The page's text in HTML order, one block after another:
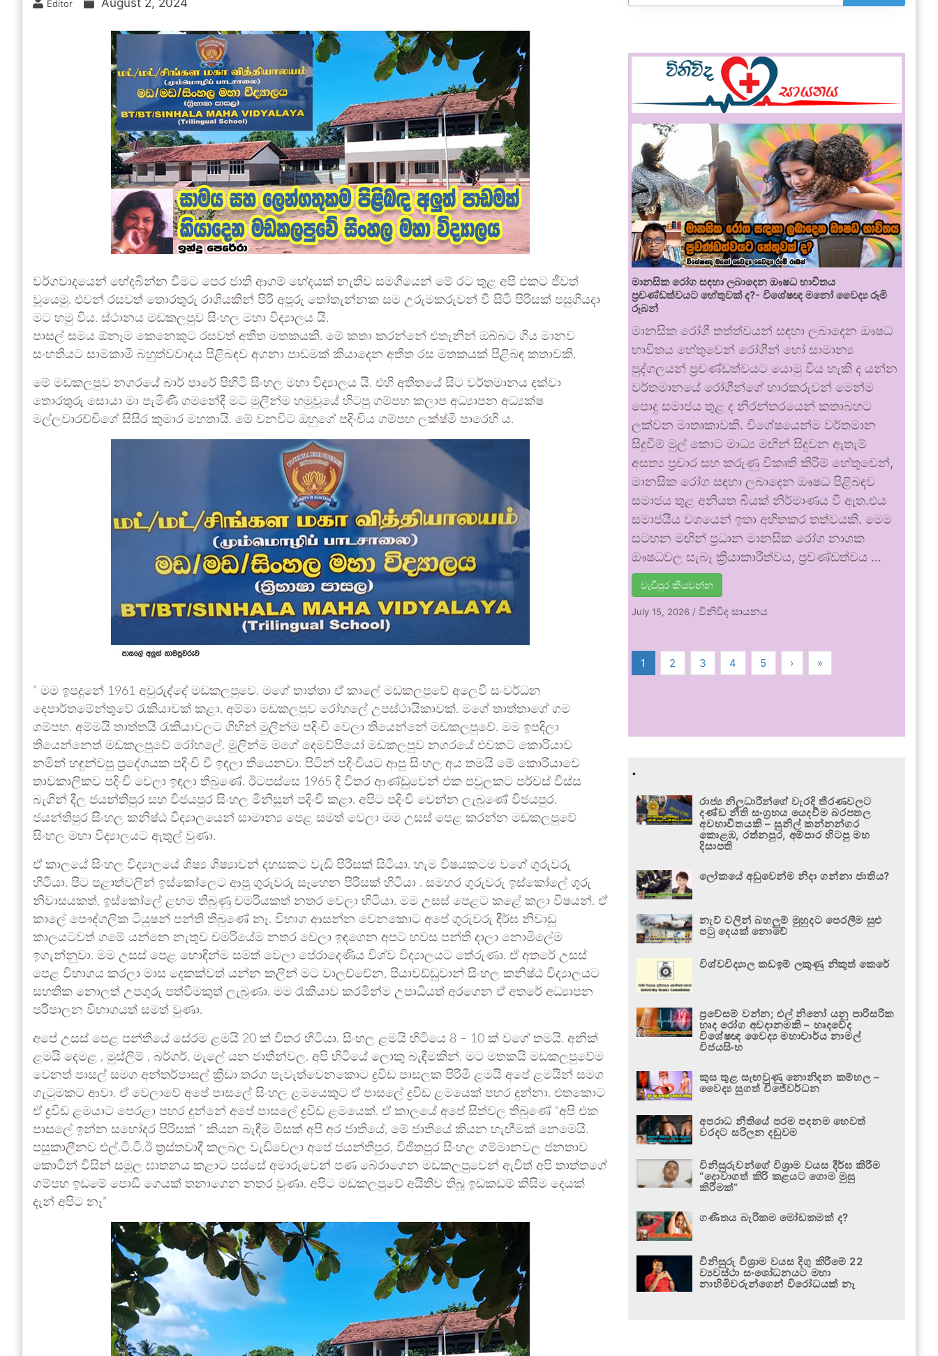
Editor August 2, 2024
වර්ගවාදයෙන් භේදබින්න වීමට පෙර ජාති ආගම් භේදයක් නැතිව සමගියෙන් මේ රට තුළ අපි එකට ජීවත්
වූයෙමු. එවන් රසවත් තොරතුරු රාශියකින් පිරි අපූරු තෝතැන්නක සම උරුමකරුවන් වී සිටි පිරිසක් පසුගියදා
මට හමු විය. ස්ථානය මඩකලපුව සිංහල මහා විද්‍යාලය යි.
පාසල් සමය ඕනෑම කෙනෙකුට රසවත් අතීත මතකයකි. මේ කතා කරන්නේ එතැනින් ඔබ්බට ගිය මානව
සංහතියට සාමකාමී බහුත්වවාදය පිළිබඳව අගනා පාඩමක් කියාදෙන අතීත රස මතකයක් පිළිබඳ කතාවකි.
මේ මඩකලපුව නගරයේ බාර් පාරේ පිහිටි සිංහල මහා විද්‍යාලය යි. එහි අතීතයේ සිට වර්තමානය දක්වා
තොරතුරු සොයා මා පැමිණි ගමනේදී මට මුලින්ම හමුවූයේ හිටපු ගම්පහ කලාප අධ්‍යාපන අධ්‍යක්ෂ
මල්ලවාරච්චිගේ සිසිර කුමාර මහතායි. මේ වනවිට ඔහුගේ පදිංචිය ගම්පහ ලක්ෂ්මී පාරෙහි ය.
” මම ඉපදුනේ 1961 අවුරුද්දේ මඩකලපුවෙ. මගේ තාත්තා ඒ කාලේ මඩකලපුවේ අලෙවි සංවර්ධන
දෙපාර්තමේන්තුවේ රැකියාවක් කළා. අම්මා මඩකලපුව රෝහලේ උපස්ථායිකාවක්. මගේ තාත්තාගේ ගම
ගම්පහ. අම්මයි තාත්තයි රැකියාවලට ගිහින් මුලින්ම පදිංචි වෙලා තියෙන්නේ මඩකලපුවේ. මම ඉපදිලා
තියෙන්නෙත් මඩකලපුවේ රෝහලේ. මුලින්ම මගේ දෙමව්පියෝ මඩකලපුව නගරයේ එවකට කොරියාව
නමින් හඳුන්වපු ප්‍රදේශයක පදිංචි වී ඉඳලා තියෙනවා. පිටින් පදිංචියට ආපු සිංහල අය තමයි මේ කොරියාවෙ
තාවකාලිකව පදිංචි වෙලා ඉඳලා තිබුණේ. ඊටපස්සෙ 1965 දි විතර ආණ්ඩුවෙන් එක පවුලකට පර්චස් විස්ස
බැගින් දීල ජයන්තිපුර සහ විජයපුර සිංහල මිනිසුන් පදිංචි කළා. අපිට පදිංචි වෙන්න ලැබුණේ විජයපුර.
ජයන්තිපුර සිංහල කනිෂ්ඨ විද්‍යාලයෙන් සාමාන්‍ය පෙළ සමත් වෙලා මම උසස් පෙළ කරන්න මඩකලපුවේ
සිංහල මහා විද්‍යාලයට ඇතුල් වුණා.
ඒ කාලයේ සිංහල විද්‍යාලයේ ශිෂ්‍ය ශිෂ්‍යාවන් දහසකට වැඩි පිරිසක් සිටියා. හැම විෂයකටම වගේ ගුරුවරු
හිටියා. පිට පළාත්වලින් ඉස්කෝලෙට ආපු ගුරුවරු සෑහෙන පිරිසක් හිටියා . සමහර ගුරුවරු ඉස්කෝලේ ගුරු
නිවාසයකත්, ඉස්කෝලේ ළඟම තිබුණු චමරියකත් නතර වෙලා හිටියා. මම උසස් පෙළට කළේ කලා විෂයන්. ඒ
කාලේ පෞද්ගලික ටියුෂන් පන්ති තිබුණේ නෑ. විභාග ආසන්න වෙනකොට අපේ ගුරුවරු දීර්ඝ නිවාඩු
කාලයටවත් ගමේ යන්නෙ නැතුව චමරියේම නතර වෙලා ඉඳගෙන අපට හවස පන්ති දාලා නොමිලේම
ඉගැන්නුවා. මම උසස් පෙළ හොඳින්ම සමත් වෙලා පේරාදෙණිය විශ්ව විද්‍යාලයට තේරුණා. ඒ අතරේ උසස්
පෙළ විභාගය කරලා මාස දෙකක්වත් යන්න කලින් මට වාලච්චේන, පියාවඩ්ඩුවාන් සිංහල කනිෂ්ඨ විද්‍යාලයට
සහතික නොලත් උපගුරු පත්වීමකුත් ලැබුණා. මම රැකියාව කරමින්ම උපාධියත් අරගෙන ඒ අතරේ අධ්‍යාපන
පරිපාලන විභාගයත් සමත් වුණා.
අපේ උසස් පෙළ පන්තියේ සේරම ළමයි 20 ක් විතර හිටියා. සිංහල ළමයි හිටියෙ 8 – 10 ක් වගේ තමයි. අනික්
ළමයි දෙමළ , මුස්ලිම් , බර්ගර්, මැලේ යන ජාතීන්වල. අපි හිටියේ ලොකු බැඳීමකින්. මට මතකයි මඩකලපුවේම
වෙනත් පාසල් සමග අන්තර්පාසල් ක්‍රීඩා තරග පැවැත්වෙනකොට ද්‍රවිඩ පාසලක පිරිමි ළමයි අපේ ළමයින් සමග
ගැටුමකට ආවා. ඒ වෙලාවේ අපේ පාසලේ සිංහල ළමයෙකුට ඒ පාසලේ ද්‍රවිඩ ළමයෙක් පහර දුන්නා. එතකොට
ඒ ද්‍රවිඩ ළමයාට පෙරළා පහර දුන්නේ අපේ පාසලේ ද්‍රවිඩ ළමයෙක්. ඒ කාලයේ අපේ සිත්වල තිබුණේ “අපි එක
පාසලේ ඉන්න සහෝදර පිරිසක් ” කියන බැඳීම මිසක් අපි අර ජාතියේ, මේ ජාතියේ කියන හැඟීමක් නෙමෙයි.
පසුකාලීනව එල්.ටී.ටී.ඊ ත්‍රස්තවාදී කලබල වැඩිවෙලා අපේ ජයන්තිපුර, විජිතපුර සිංහල ගම්මානවල ජනතාව
කොටින් විසින් සමූල ඝාතනය කළාට පස්සේ අමාරුවෙන් පණ බේරාගෙන මඩකලපුවෙන් ඇවිත් අපි තාත්තගේ
ගම්පහ ඉඩමේ පොඩි ගෙයක් තනාගෙන නතර වුණා. අපිට මඩකලපුවේ අයිතිව තිබූ ඉඩකඩම් කිසිම දෙයක්
දැන් අපිට නෑ”
මානසික රෝග සඳහා ලබාදෙන ඖෂධ භාවිතය
ප්‍රචණ්ඩත්වයට හේතුවක් ද?- විශේෂඥ මනෝ වෛද්‍ය රූමි
රූබන්
මානසික රෝගී තත්ත්වයන් සඳහා ලබාදෙන ඖෂධ
භාවිතය හේතුවෙන් රෝගීන් හෝ සාමාන්‍ය
පුද්ගලයන් ප්‍රචණ්ඩත්වයට යොමු විය හැකි ද යන්න
වර්තමානයේ රෝගීන්ගේ භාරකරුවන් මෙන්ම
පොදු සමාජය තුළ ද නිරන්තරයෙන් කතාබහට
ලක්වන මාතෘකාවකි. විශේෂයෙන්ම වර්තමාන
සිදුවීම් මුල් කොට මාධ්‍ය මඟින් සිදුවන ඇතැම්
අසත්‍ය ප්‍රචාර සහ කරුණු විකෘති කිරීම් හේතුවෙන්,
මානසික රෝග සඳහා ලබාදෙන ඖෂධ පිළිබඳව
සමාජය තුළ අනියත බියක් නිර්මාණය වී ඇත.එය
සමාජයීය වශයෙන් ඉතා අහිතකර තත්වයකි. මෙම
සටහන මඟින් ප්‍රධාන මානසික රෝග නාශක
ඖෂධවල සැබෑ ක්‍රියාකාරීත්වය, ප්‍රචණ්ඩත්වය …
වැඩිපුර කියවන්න
July 15, 2026 /විනිවිද සායනය
1 2 3 4 5 › »
.
රාජ්‍ය නිලධාරීන්ගේ වැරදි තීරණවලට
දණ්ඩ නීති සංග්‍රහය යෙදවීම බරපතල
අවභාවිතයකි – සුනිල් කන්නන්ගර
කොළඹ, රත්නපුර, අම්පාර හිටපු මහ
දිසාපති
ලෝකයේ අඩුවෙන්ම නිදා ගන්නා ජාතිය?
නැව් වලින් බහලුම් මුහුදට පෙරලීම සුළු
පටු දෙයක් නොවේ
විශ්වවිද්‍යාල කඩඉම් ලකුණු නිකුත් කෙරේ
ප්‍රවේසම් වන්න; එල් නිනෝ යනු පාරිසරික
හෘද රෝග අවදානමකි – හෘදවේද
විශේෂඥ වෛද්‍ය මහාචාර්ය නාමල්
විජයසිංහ
කුස තුළ සැඟවුණු නොනිදන කම්හල –
වෛද්‍ය සුගත් විජේවර්ධන
අපරාධ නීතියේ පරම පදනම හෙවත්
වරදට සරිලන දඬුවම
විනිසුරුවන්ගේ විශ්‍රාම වයස දීර්ඝ කිරීම
“දොවාගත් කිරි කළයට ගොම මුසු
කිරීමක්”
ගණිතය බැරිකම මෝඩකමක් ද?
විනිසුරු විශ්‍රාම වයස දිගු කිරීමේ 22
ව්‍යවස්ථා සංශෝධනයට මහා
නාහිමිවරුන්ගෙන් විරෝධයක් නෑ